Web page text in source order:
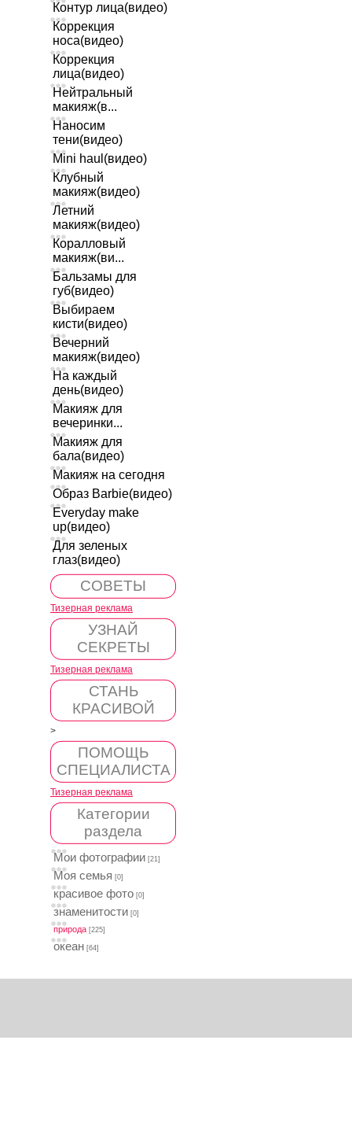
Контур лица(видео)
Коррекция
носа(видео)
Коррекция
лица(видео)
Нейтральный
макияж(в...
Наносим
тени(видео)
Mini haul(видео)
Клубный
макияж(видео)
Летний
макияж(видео)
Коралловый
макияж(ви...
Бальзамы для
губ(видео)
Выбираем
кисти(видео)
Вечерний
макияж(видео)
На каждый
день(видео)
Макияж для
вечеринки...
Макияж для
бала(видео)
Макияж на сегодня
Образ Barbie(видео)
Everyday make
up(видео)
Для зеленых
глаз(видео)
СОВЕТЫ
Тизерная реклама
УЗНАЙ
СЕКРЕТЫ
Тизерная реклама
СТАНЬ
КРАСИВОЙ
>
ПОМОЩЬ
СПЕЦИАЛИСТА
Тизерная реклама
Категории
раздела
Мои фотографии [21]
Моя семья [0]
красивое фото [0]
знаменитости [0]
природа [225]
океан [64]